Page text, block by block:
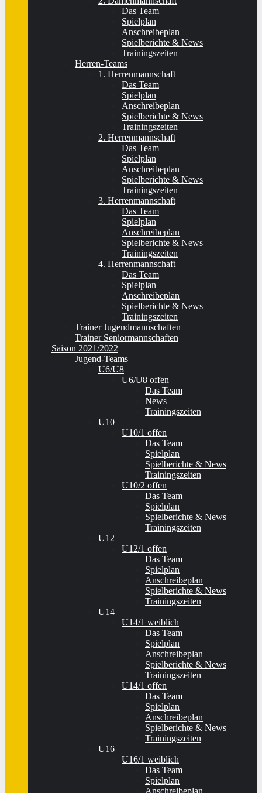
Das Team
Spielplan
Anschreibeplan
Spielberichte & News
Trainingszeiten
Herren-Teams
1. Herrenmannschaft
Das Team
Spielplan
Anschreibeplan
Spielberichte & News
Trainingszeiten
2. Herrenmannschaft
Das Team
Spielplan
Anschreibeplan
Spielberichte & News
Trainingszeiten
3. Herrenmannschaft
Das Team
Spielplan
Anschreibeplan
Spielberichte & News
Trainingszeiten
4. Herrenmannschaft
Das Team
Spielplan
Anschreibeplan
Spielberichte & News
Trainingszeiten
Trainer Jugendmannschaften
Trainer Seniormannschaften
Saison 2021/2022
Jugend-Teams
U6/U8
U6/U8 offen
Das Team
News
Trainingszeiten
U10
U10/1 offen
Das Team
Spielplan
Spielberichte & News
Trainingszeiten
U10/2 offen
Das Team
Spielplan
Spielberichte & News
Trainingszeiten
U12
U12/1 offen
Das Team
Spielplan
Anschreibeplan
Spielberichte & News
Trainingszeiten
U14
U14/1 weiblich
Das Team
Spielplan
Anschreibeplan
Spielberichte & News
Trainingszeiten
U14/1 offen
Das Team
Spielplan
Anschreibeplan
Spielberichte & News
Trainingszeiten
U16
U16/1 weiblich
Das Team
Spielplan
Anschreibeplan